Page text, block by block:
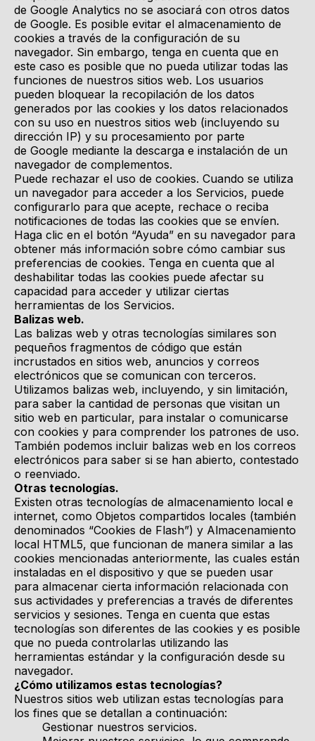
de Google Analytics no se asociará con otros datos
de Google. Es posible evitar el almacenamiento de
cookies a través de la configuración de su
navegador. Sin embargo, tenga en cuenta que en
este caso es posible que no pueda utilizar todas las
funciones de nuestros sitios web. Los usuarios
pueden bloquear la recopilación de los datos
generados por las cookies y los datos relacionados
con su uso en nuestros sitios web (incluyendo su
dirección IP) y su procesamiento por parte
de Google mediante la descarga e instalación de un
navegador de complementos.
Puede rechazar el uso de cookies. Cuando se utiliza
un navegador para acceder a los Servicios, puede
configurarlo para que acepte, rechace o reciba
notificaciones de todas las cookies que se envíen.
Haga clic en el botón “Ayuda” en su navegador para
obtener más información sobre cómo cambiar sus
preferencias de cookies. Tenga en cuenta que al
deshabilitar todas las cookies puede afectar su
capacidad para acceder y utilizar ciertas
herramientas de los Servicios.
Balizas web.
Las balizas web y otras tecnologías similares son
pequeños fragmentos de código que están
incrustados en sitios web, anuncios y correos
electrónicos que se comunican con terceros.
Utilizamos balizas web, incluyendo, y sin limitación,
para saber la cantidad de personas que visitan un
sitio web en particular, para instalar o comunicarse
con cookies y para comprender los patrones de uso.
También podemos incluir balizas web en los correos
electrónicos para saber si se han abierto, contestado
o reenviado.
Otras tecnologías.
Existen otras tecnologías de almacenamiento local e
internet, como Objetos compartidos locales (también
denominados “Cookies de Flash”) y Almacenamiento
local HTML5, que funcionan de manera similar a las
cookies mencionadas anteriormente, las cuales están
instaladas en el dispositivo y que se pueden usar
para almacenar cierta información relacionada con
sus actividades y preferencias a través de diferentes
servicios y sesiones. Tenga en cuenta que estas
tecnologías son diferentes de las cookies y es posible
que no pueda controlarlas utilizando las
herramientas estándar y la configuración desde su
navegador.
¿Cómo utilizamos estas tecnologías?
Nuestros sitios web utilizan estas tecnologías para
los fines que se detallan a continuación:
Gestionar nuestros servicios.